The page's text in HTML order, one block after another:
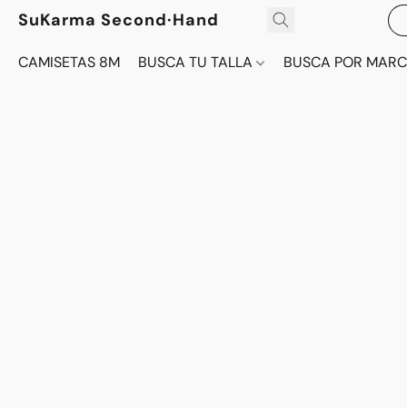
SuKarma Second·Hand
CAMISETAS 8M BUSCA TU TALLA BUSCA POR